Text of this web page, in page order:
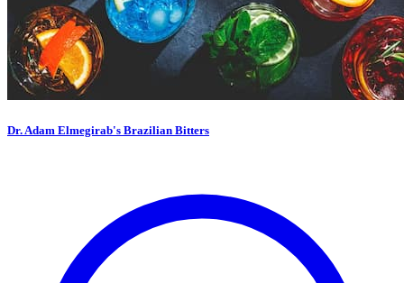
Dr. Adam Elmegirab's Brazilian Bitters